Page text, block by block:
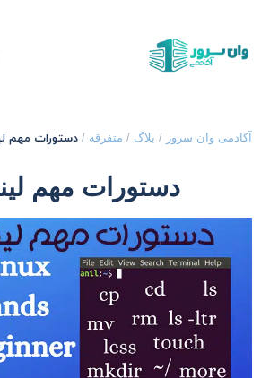
وان سرور / بلاگ/ متفرقه/ دستورات مهم
دستورات مهم